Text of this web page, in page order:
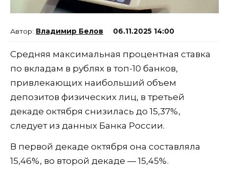
Владимир Белов 06.11.2025 14:00
Средняя максимальная процентная ставка
по вкладам в рублях в топ-10 банков,
привлекающих наибольший объем
депозитов физических лиц, в третьей
декаде октября снизилась до 15,37%,
следует из данных Банка России.
В первой декаде октября она составляла
15,46%, во второй декаде — 15,45%.